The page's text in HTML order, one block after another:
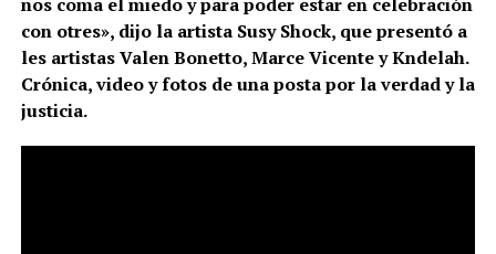
con otres», dijo la artista Susy Shock, que presentó a
les artistas Valen Bonetto, Marce Vicente y Kndelah.
Crónica, video y fotos de una posta por la verdad y la
justicia.